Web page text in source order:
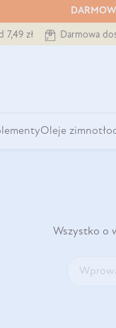
7,49 zł Darmowa
Oleje
Wszystko o